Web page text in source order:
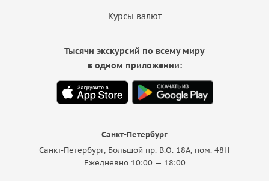
Курсы валют
Санкт-Петербург
Санкт-Петербург, Большой пр. В.О. 18A, пом. 48Н
Ежедневно 10:00 — 18:00
Тысячи экскурсий по всему миру
в одном приложении: